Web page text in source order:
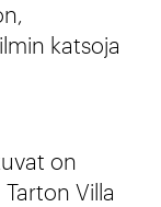
katsoja
on
Villa